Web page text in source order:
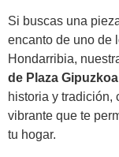
Si buscas una
encanto de uno de
Hondarribia,
de Plaza Gipuzkoa
historia y tradición,
vibrante que te
tu hogar.